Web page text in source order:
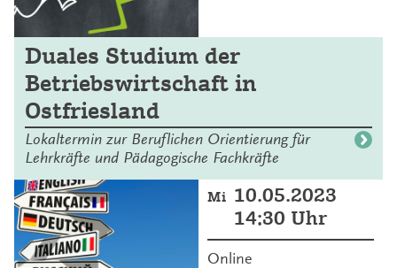
Duales Studium der
Betriebswirtschaft in
Ostfriesland
Lokaltermin zur Beruflichen Orientierung für
Lehrkräfte und Pädagogische Fachkräfte
Mi 10.05.2023
14:30 Uhr
Online